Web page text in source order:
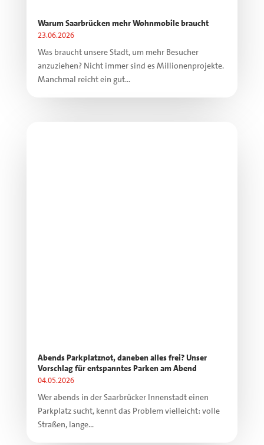
Warum Saarbrücken mehr Wohnmobile braucht
23.06.2026
Was braucht unsere Stadt, um mehr Besucher
anzuziehen? Nicht immer sind es Millionenprojekte.
Manchmal reicht ein gut...
Abends Parkplatznot, daneben alles frei? Unser
Vorschlag für entspanntes Parken am Abend
04.05.2026
Wer abends in der Saarbrücker Innenstadt einen
Parkplatz sucht, kennt das Problem vielleicht: volle
Straßen, lange...